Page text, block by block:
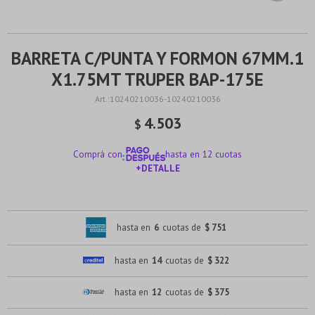
BARRETA C/PUNTA Y FORMON 67MM.1
X1.75MT TRUPER BAP-175E
10240210036-10240210036
$ 4.503
Comprá con
hasta en 12 cuotas
+DETALLE
hasta en 6 cuotas de $ 751
hasta en 14 cuotas de $ 322
hasta en 12 cuotas de $ 375